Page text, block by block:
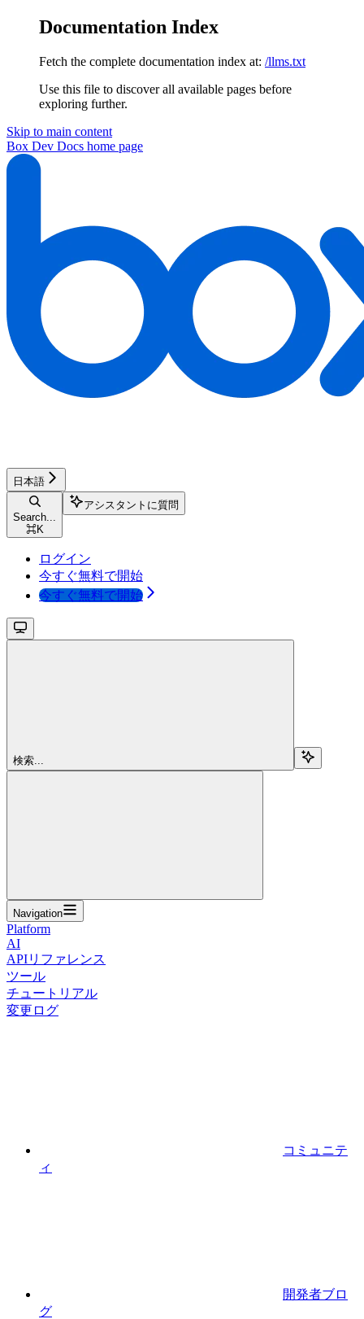
Documentation Index
Fetch the complete documentation index at: /llms.txt
Use this file to discover all available pages before
exploring further.
Skip to main content
Box Dev Docs home page
日本語
Search...
⌘K
アシスタントに質問
ログイン
今すぐ無料で開始
今すぐ無料で開始
検索...
Navigation
Platform
AI
APIリファレンス
ツール
チュートリアル
変更ログ
コミュニテ
ィ
開発者ブロ
グ